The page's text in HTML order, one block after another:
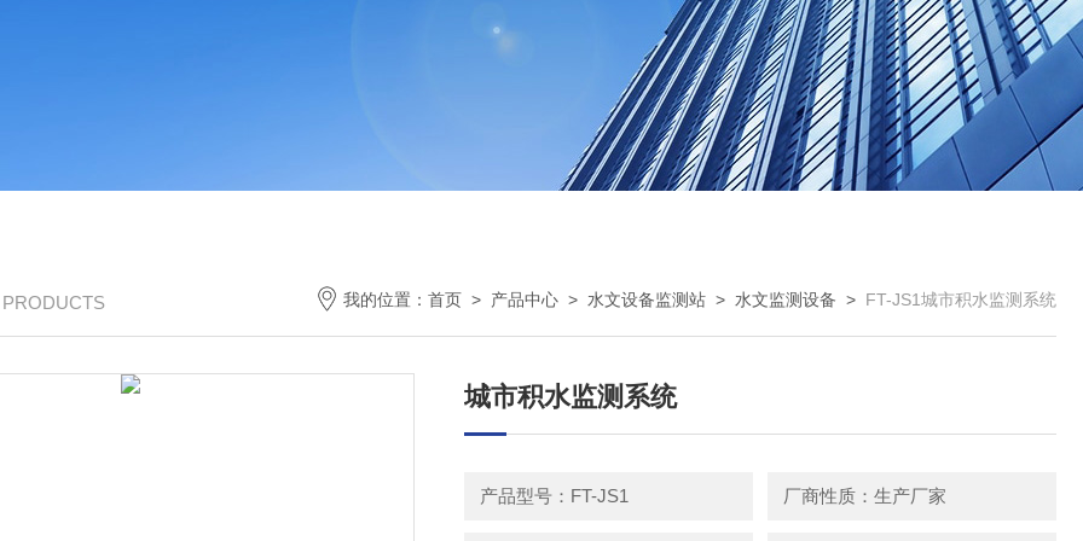
我的位置： 首页 > 产品中心 > 水文设备监测站 > 水文监测设备 > FT-JS1城市积水监测系统
城市积水监测系统
产品型号：FT-JS1 厂商性质：生产厂家